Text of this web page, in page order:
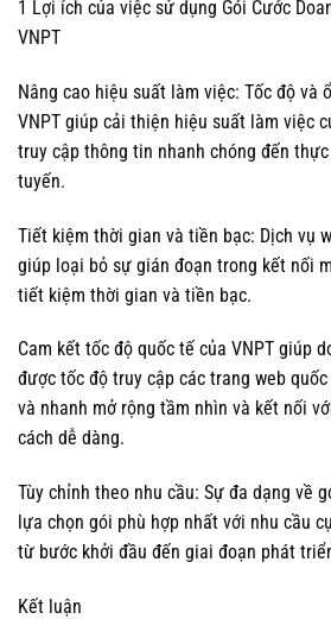
1 Lợi ích của việc sử dụng Gói Cước
VNPT
Nâng cao hiệu suất làm việc: Tốc độ và
VNPT giúp cải thiện hiệu suất làm việc
truy cập thông tin nhanh chóng đến
tuyến.
Tiết kiệm thời gian và tiền bạc: Dịch vụ
giúp loại bỏ sự gián đoạn trong kết nối
tiết kiệm thời gian và tiền bạc.
Cam kết tốc độ quốc tế của VNPT giúp
được tốc độ truy cập các trang web
và nhanh mở rộng tầm nhìn và kết nối
cách dễ dàng.
Tùy chỉnh theo nhu cầu: Sự đa dạng về
lựa chọn gói phù hợp nhất với nhu cầu
từ bước khởi đầu đến giai đoạn phát
Kết luận